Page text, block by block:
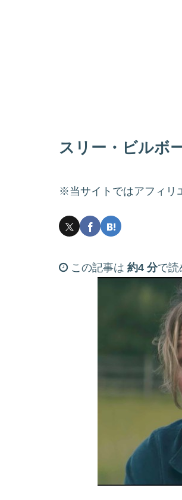
スリー・ビルボ
※当サイトではアフィリ
この記事は 約4 分で読